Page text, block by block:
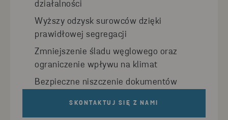
działalności
Wyższy odzysk surowców dzięki
prawidłowej segregacji
Zmniejszenie śladu węglowego oraz
ograniczenie wpływu na klimat
Bezpieczne niszczenie dokumentów
SKONTAKTUJ SIĘ Z NAMI